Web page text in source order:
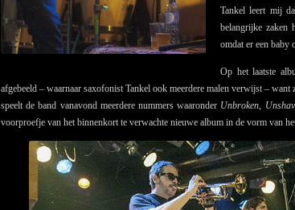
Tankel leert mij
belangrijke zaken
omdat er een baby
Op het laatste
afgebeeld – waarnaar saxofonist Tankel ook meerdere malen verwijst –
speelt de band vanavond meerdere nummers waaronder Unbroken,
voorproefje van het binnenkort te verwachte nieuwe album in de vorm van